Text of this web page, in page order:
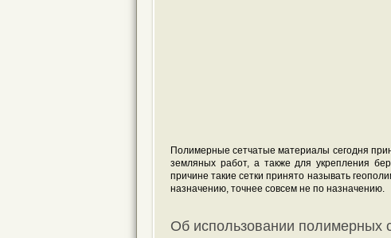
Полимерные сетчатые материалы сегодня
земляных работ, а также для укрепления
причине такие сетки принято называть
назначению, точнее совсем не по назначению.
Об использовании полимерных